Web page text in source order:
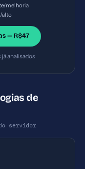
melhoria
alto
— R$47
já analisados
de
servidor